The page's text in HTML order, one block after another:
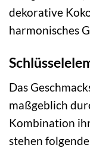
dekorative
harmonisches
Das
maßgeblich
Kombination
stehen